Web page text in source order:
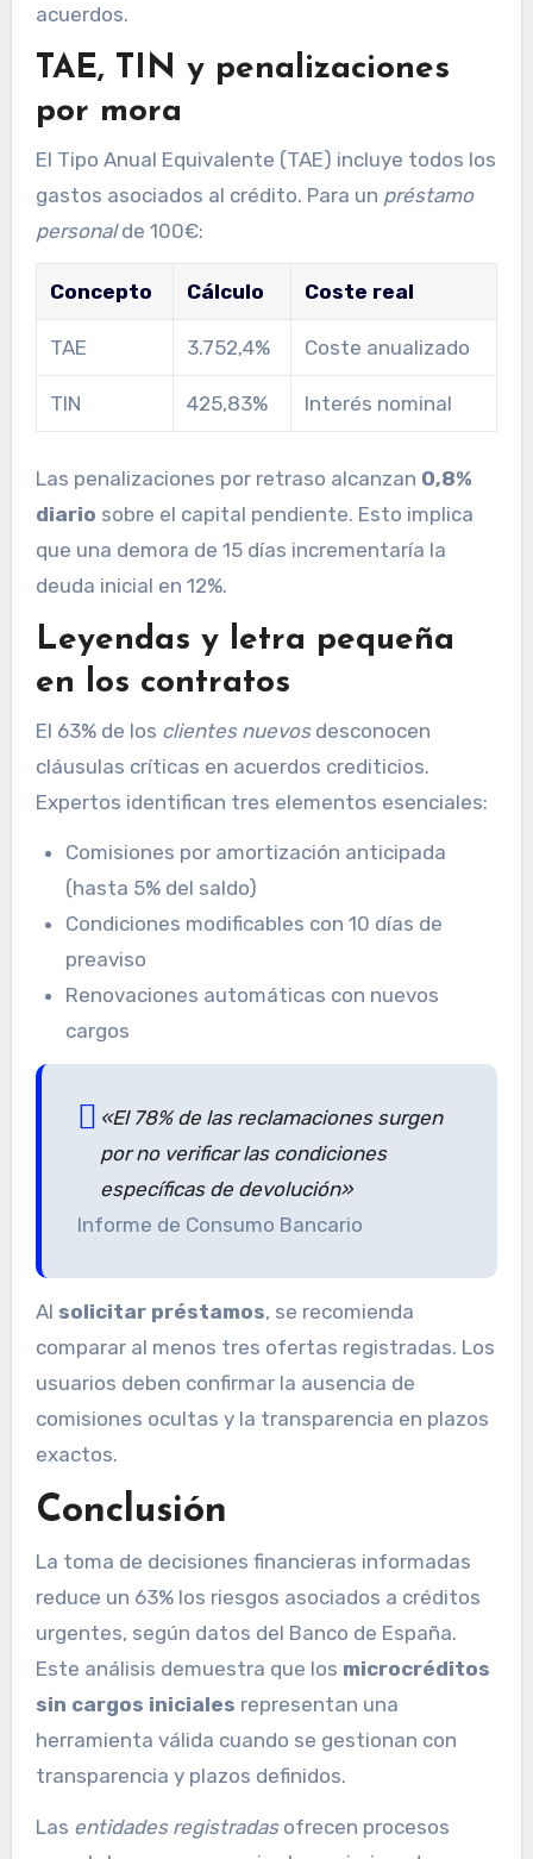
acuerdos.
TAE, TIN y penalizaciones
por mora
El Tipo Anual Equivalente (TAE) incluye todos los
gastos asociados al crédito. Para un préstamo
personalde 100€:
Concepto Cálculo Coste real
TAE 3.752,4% Coste anualizado
TIN 425,83% Interés nominal
Las penalizaciones por retraso alcanzan 0,8%
diario sobre el capital pendiente. Esto implica
que una demora de 15 días incrementaría la
deuda inicial en 12%.
Leyendas y letra pequeña
en los contratos
El 63% de los clientes nuevosdesconocen
cláusulas críticas en acuerdos crediticios.
Expertos identifican tres elementos esenciales:
Comisiones por amortización anticipada
(hasta 5% del saldo)
Condiciones modificables con 10 días de
preaviso
Renovaciones automáticas con nuevos
cargos
«El 78% de las reclamaciones surgen
por no verificar las condiciones
específicas de devolución»
Informe de Consumo Bancario
Al solicitar préstamos, se recomienda
comparar al menos tres ofertas registradas. Los
usuarios deben confirmar la ausencia de
comisiones ocultas y la transparencia en plazos
exactos.
Conclusión
La toma de decisiones financieras informadas
reduce un 63% los riesgos asociados a créditos
urgentes, según datos del Banco de España.
Este análisis demuestra que los microcréditos
sin cargos iniciales representan una
herramienta válida cuando se gestionan con
transparencia y plazos definidos.
Las entidades registradasofrecen procesos